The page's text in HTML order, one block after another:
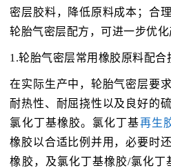
密层胶料，降低原料成本；合
轮胎气密层配方，可进一步优化
1.轮胎气密层常用橡胶原料配合
在实际生产中，轮胎气密层要
耐热性、耐屈挠性以及良好的
氯化丁基橡胶。氯化丁基再生
橡胶以合适比例并用，必要时
橡胶，及氯化丁基橡胶/氯化丁